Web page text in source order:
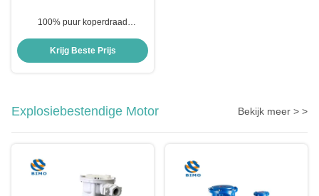
100% puur koperdraad
50Hz Volledig afgesloten motor
Krijg Beste Prijs
Explosiebestendige Motor Bekijk meer > >